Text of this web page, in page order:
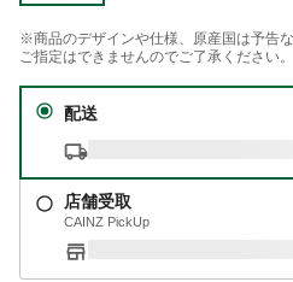
※商品のデザインや仕様、原産国は予告
ご指定はできませんのでご了承ください。
配送
店舗受取
CAINZ PickUp